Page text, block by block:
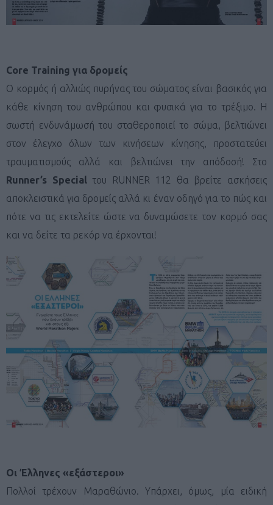
Core Training για δρομείς
Ο κορμός ή αλλιώς πυρήνας του σώματος είναι βασικός για
κάθε κίνηση του ανθρώπου και φυσικά για το τρέξιμο. Η
σωστή ενδυνάμωσή του σταθεροποιεί το σώμα, βελτιώνει
στον έλεγχο όλων των κινήσεων κίνησης, προστατεύει
τραυματισμούς αλλά και βελτιώνει την απόδοσή! Στο
Runner’s Specialτου RUNNER 112 θα βρείτε ασκήσεις
αποκλειστικά για δρομείς αλλά κι έναν οδηγό για το πώς και
πότε να τις εκτελείτε ώστε να δυναμώσετε τον κορμό σας
και να δείτε τα ρεκόρ να έρχονται!
Οι Έλληνες «εξάστεροι»
Πολλοί τρέχουν Μαραθώνιο. Υπάρχει, όμως, μία ειδική